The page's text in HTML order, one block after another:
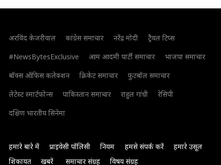
अरविंद केजरीवाल कांग्रेस समाचार नरेंद्र मोदी
ट्रैवल टिप्स
#NewsBytesExclusive
आम आदमी पार्टी समाचार
भाजपा समाचार
बॉक्स ऑफिस कलेक्शन
क्रिकेट समाचार
फुटबॉल समाचार
लेटेस्ट स्मार्टफोन्स
पाकिस्तान समाचार राहुल गांधी
रेसिपी
दक्षिण भारतीय सिनेमा
हमारे बारे में प्राइवेसी पॉलिसी नियम हमसे संपर्क करें
हमारे उसूल
शिकायत
खबरें समाचार संग्रह विषय संग्रह